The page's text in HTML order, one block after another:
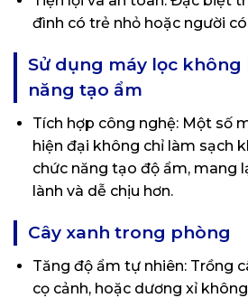
đình có trẻ nhỏ hoặc người
Sử dụng máy lọc không
năng tạo ẩm
Tích hợp công nghệ: Một số
hiện đại không chỉ làm sạch
chức năng tạo độ ẩm, mang
lành và dễ chịu hơn.
Cây xanh trong phòng
Tăng độ ẩm tự nhiên: Trồng
cọ cảnh, hoặc dương xỉ